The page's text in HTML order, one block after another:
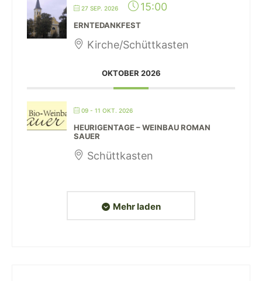
27 SEP. 2026 15:00
ERNTEDANKFEST
Kirche/Schüttkasten
OKTOBER 2026
09 - 11 OKT. 2026
HEURIGENTAGE – WEINBAU ROMAN
SAUER
Schüttkasten
Mehr laden